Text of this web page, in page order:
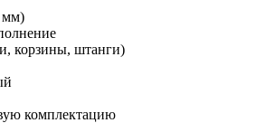
корзины, штанги)
комплектацию